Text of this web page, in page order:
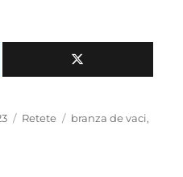
Categories
Retete Tags
branza de vaci,